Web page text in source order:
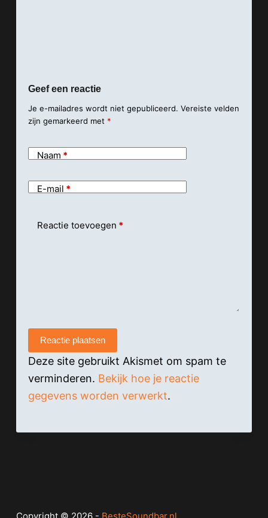
Geef een reactie
Je e-mailadres wordt niet gepubliceerd. Vereiste velden
zijn gemarkeerd met *
Naam *
E-mail *
Reactie toevoegen *
Reactie plaatsen
Deze site gebruikt Akismet om spam te
verminderen. Bekijk hoe je reactie
gegevens worden verwerkt.